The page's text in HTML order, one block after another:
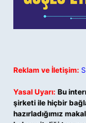
Reklam ve İletişim:
Yasal Uyarı: Bu
şirketi ile hiçbir
hazırladığımız